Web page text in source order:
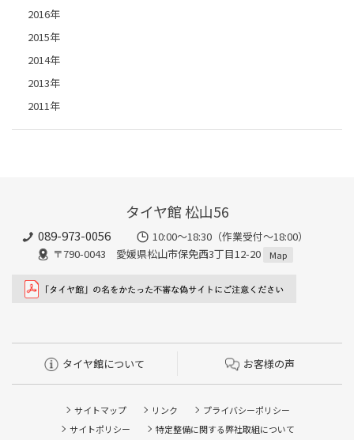
2016年
2015年
2014年
2013年
2011年
タイヤ館 松山56
089-973-0056
10:00～18:30（作業受付～18:00）
〒790-0043 愛媛県松山市保免西3丁目12-20
Map
タイヤ館について お客様の声
サイトマップ リンク
プライバシーポリシー
サイトポリシー
特定整備に関する弊社取組について